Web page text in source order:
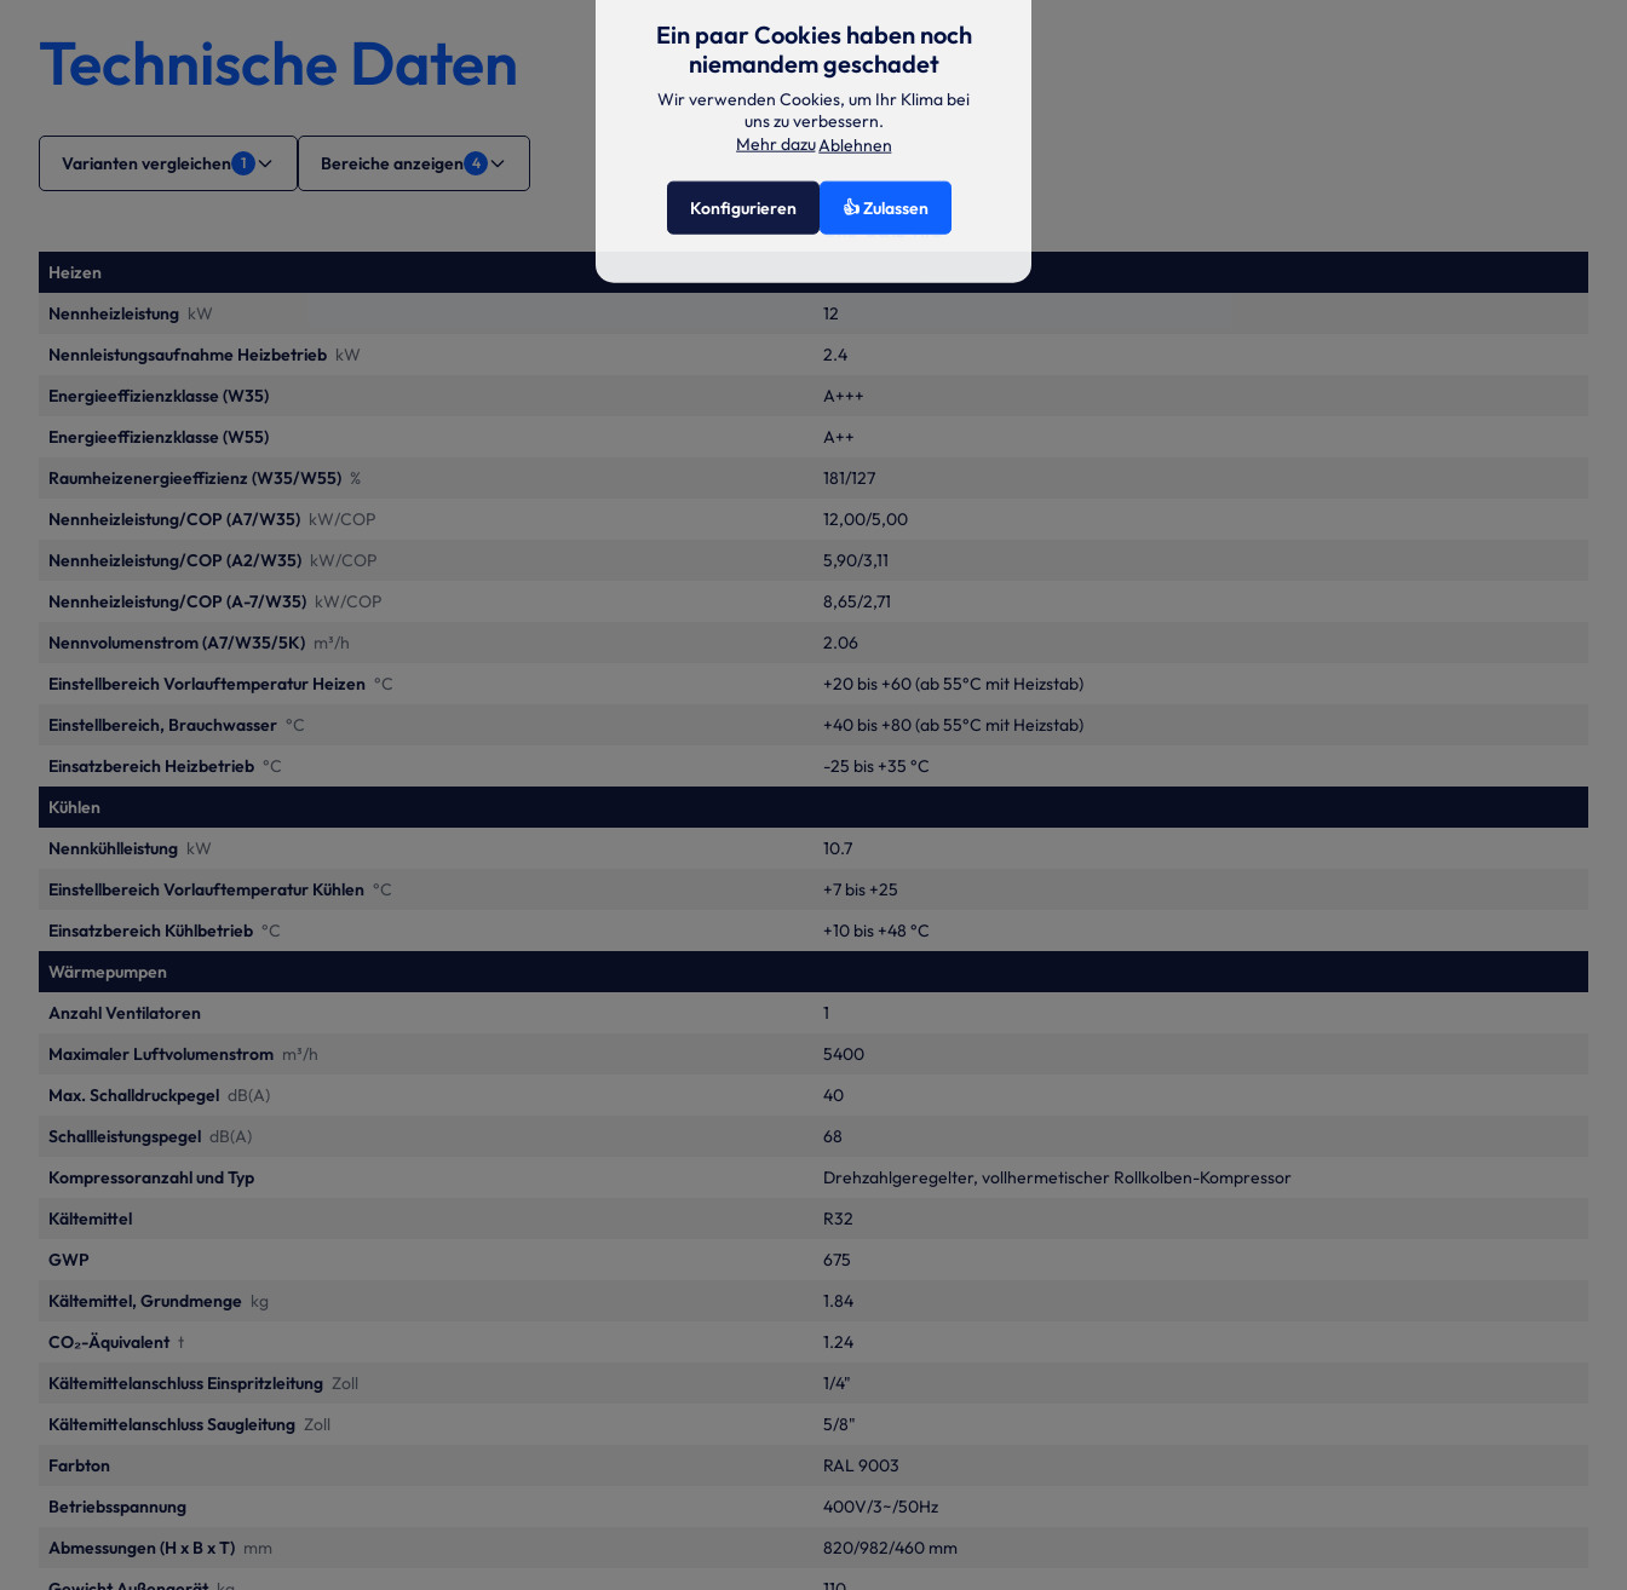
Technische Daten
Varianten vergleichen 1 Bereiche anzeigen 4
GRS-CQ12-AIO
Heizen
Nennheizleistung kW
12
Nennleistungsaufnahme Heizbetrieb kW
2.4
Energieeffizienzklasse (W35)
A+++
Energieeffizienzklasse (W55)
A++
Raumheizenergieeffizienz (W35/W55) %
181/127
Nennheizleistung/COP (A7/W35) kW/COP
12,00/5,00
Nennheizleistung/COP (A2/W35) kW/COP
5,90/3,11
Nennheizleistung/COP (A-7/W35) kW/COP
8,65/2,71
Nennvolumenstrom (A7/W35/5K) m³/h
2.06
Einstellbereich Vorlauftemperatur Heizen °C
+20 bis +60 (ab 55°C mit Heizstab)
Einstellbereich, Brauchwasser °C
+40 bis +80 (ab 55°C mit Heizstab)
Einsatzbereich Heizbetrieb °C
-25 bis +35 °C
Kühlen
Nennkühlleistung kW
10.7
Einstellbereich Vorlauftemperatur Kühlen °C
+7 bis +25
Einsatzbereich Kühlbetrieb °C
+10 bis +48 °C
Wärmepumpen
Anzahl Ventilatoren
1
Maximaler Luftvolumenstrom m³/h
5400
Max. Schalldruckpegel dB(A)
40
Schallleistungspegel dB(A)
68
Kompressoranzahl und Typ
Drehzahlgeregelter, vollhermetischer Rollkolben-Kompressor
Kältemittel
R32
GWP
675
Kältemittel, Grundmenge kg
1.84
CO₂-Äquivalent t
1.24
Kältemittelanschluss Einspritzleitung Zoll
1/4"
Kältemittelanschluss Saugleitung Zoll
5/8"
Farbton
RAL 9003
Betriebsspannung
400V/3~/50Hz
Abmessungen (H x B x T) mm
820/982/460 mm
Ein paar Cookies haben noch
niemandem geschadet
Wir verwenden Cookies, um Ihr Klima bei
uns zu verbessern.
Mehr dazuAblehnen
Konfigurieren 👍 Zulassen